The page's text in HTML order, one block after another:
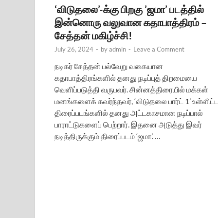
‘விடுதலை’-க்கு பிறகு ’ஜமா’ படத்தில்
இன்னொரு வலுவான கதாபாத்திரம் –
சேத்தன் மகிழ்ச்சி!
July 26, 2024 - byadmin - Leave a Comment
நடிகர் சேத்தன் பல்வேறு வகையான
கதாபாத்திரங்களில் தனது நடிப்புத் திறமையை
வெளிப்படுத்தி வருபவர். சின்னத்திரையில் மக்கள்
மனங்களைக் கவர்ந்தவர், ‘விடுதலை பார்ட் 1’
திரைப்படங்களில் தனது அட்டகாசமான நடிப்பால்
பாராட்டுகளைப் பெற்றார். இதனை அடுத்து இவர்
நடித்திருக்கும் திரைப்படம் ‘ஜமா’. …